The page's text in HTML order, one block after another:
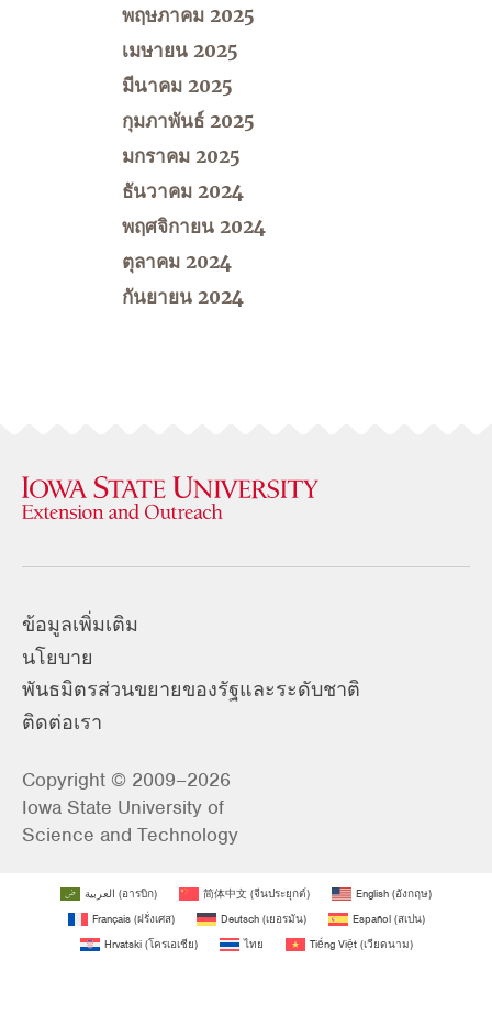
พฤษภาคม 2025
เมษายน 2025
มีนาคม 2025
กุมภาพันธ์ 2025
มกราคม 2025
ธันวาคม 2024
พฤศจิกายน 2024
ตุลาคม 2024
กันยายน 2024
ข้อมูลเพิ่มเติม
นโยบาย
พันธมิตรส่วนขยายของรัฐและระดับชาติ
ติดต่อเรา
Copyright © 2009–2026
Iowa State University of
Science and Technology
العربية (อารบิก) 简体中文 (จีนประยุกต์) English (อังกฤษ)
Français(ฝรั่งเศส) Deutsch(เยอรมัน) Español(สเปน)
Hrvatski(โครเอเชีย) ไทย Tiếng Việt(เวียดนาม)